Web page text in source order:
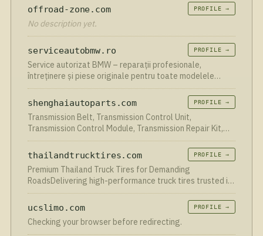
offroad-zone.com PROFILE →
No description yet.
serviceautobmw.ro PROFILE →
Service autorizat BMW – reparații profesionale,
întreținere și piese originale pentru toate modelele
BMW. Programează-te acum online!
shenghaiautoparts.com PROFILE →
Transmission Belt, Transmission Control Unit,
Transmission Control Module, Transmission Repair Kit,
and all other whole-car auto parts solutions...
thailandtrucktires.com PROFILE →
Premium Thailand Truck Tires for Demanding
RoadsDelivering high-performance truck tires trusted in
over 100 countries worldwide. Built for durability.
Designed […]
ucslimo.com PROFILE →
Checking your browser before redirecting.